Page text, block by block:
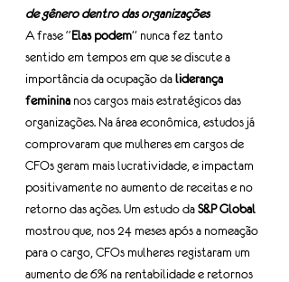
de gênero dentro das organizações
A frase “Elas podem” nunca fez tanto
sentido em tempos em que se discute a
importância da ocupação da liderança
feminina nos cargos mais estratégicos das
organizações. Na área econômica, estudos já
comprovaram que mulheres em cargos de
CFOs geram mais lucratividade, e impactam
positivamente no aumento de receitas e no
retorno das ações. Um estudo da S&P Global
mostrou que, nos 24 meses após a nomeação
para o cargo, CFOs mulheres registaram um
aumento de 6% na rentabilidade e retornos